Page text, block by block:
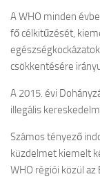
A WHO minden
fő célkitűzését,
csökkentésére
A 2015. évi
illegális
Számos tényező
küzdelmet kiemelt
WHO régiói közül az